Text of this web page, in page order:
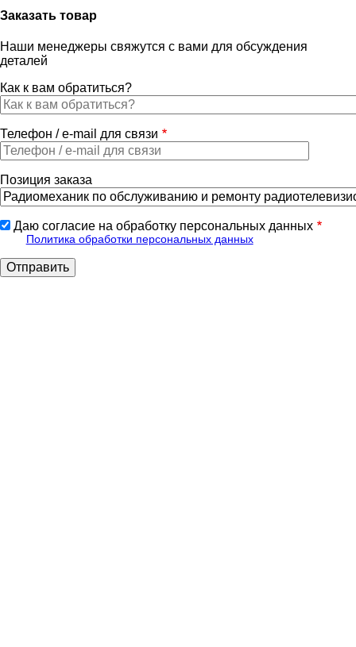
Заказать товар
Наши менеджеры свяжутся с вами для обсуждения
деталей
Как к вам обратиться?
Телефон / e-mail для связи
Позиция заказа
Даю согласие на обработку персональных данных
Политика обработки персональных данных